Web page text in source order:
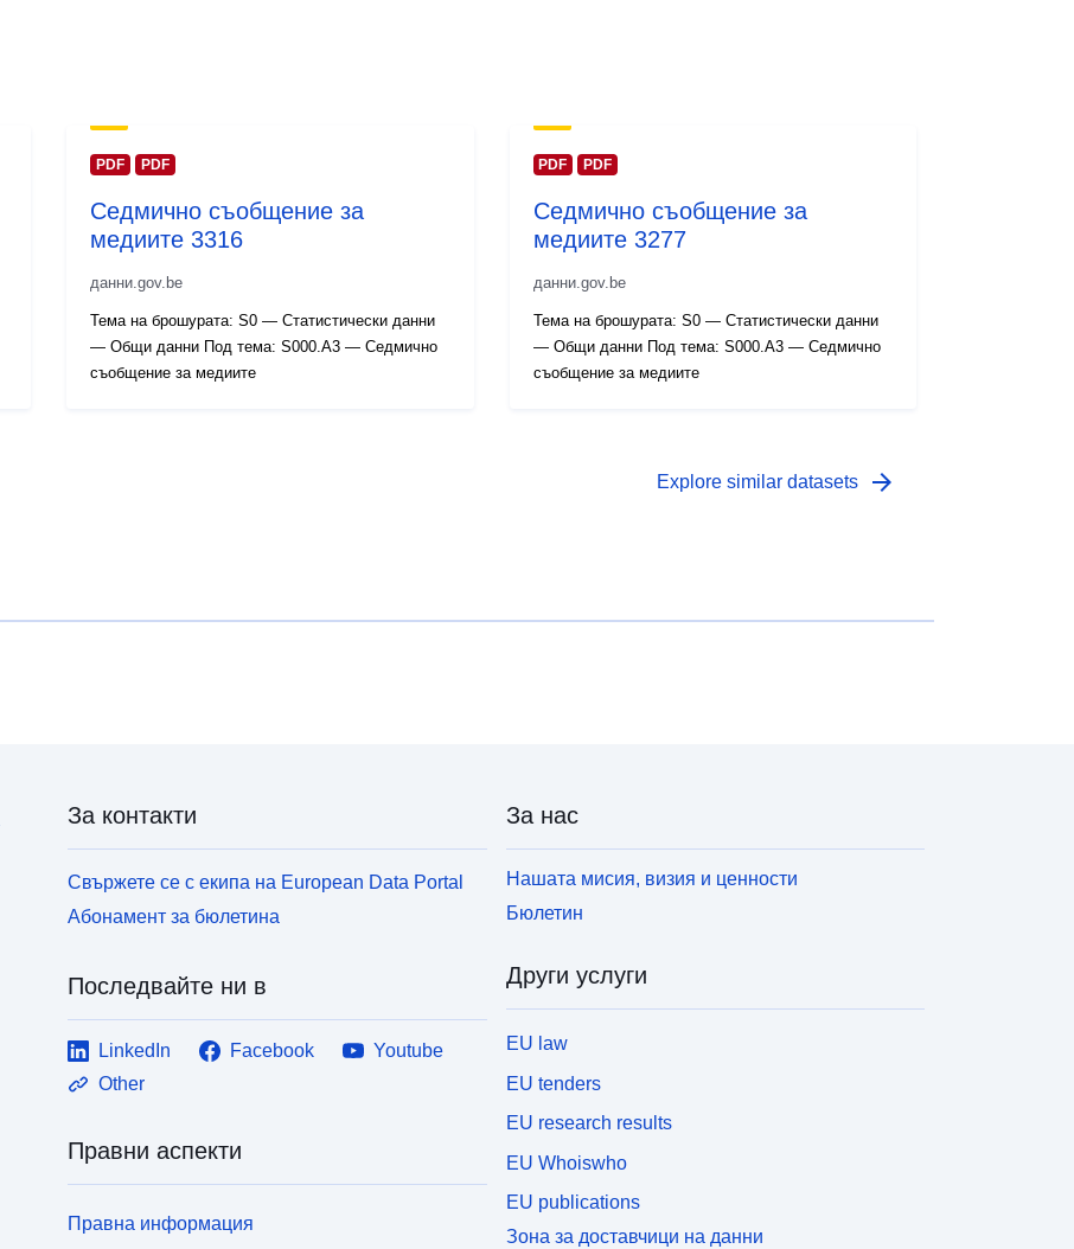
PDF PDF
Седмично съобщение за
медиите 3316
данни.gov.be
Тема на брошурата: S0 — Статистически данни
— Общи данни Под тема: S000.A3 — Седмично
съобщение за медиите
PDF PDF
Седмично съобщение за
медиите 3277
данни.gov.be
Тема на брошурата: S0 — Статистически данни
— Общи данни Под тема: S000.A3 — Седмично
съобщение за медиите
Explore similar datasets arrow_forward
За контакти
Свържете се с екипа на European Data Portal
Абонамент за бюлетина
Последвайте ни в
LinkedIn Facebook
Youtube
Other
Правни аспекти
Правна информация
За нас
Нашата мисия, визия и ценности
Бюлетин
Други услуги
EU law
EU tenders
EU research results
EU Whoiswho
EU publications
Зона за доставчици на данни